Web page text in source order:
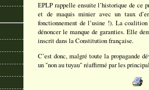
EPLP rappelle ensuite l’historique de ce
et de maquis minier avec un taux
fonctionnement de l’usine !). La
dénoncer le manque de garanties. Elle
inscrit dans la Constitution française.
C’est donc, malgré toute la propagande
un "non au tuyau" réaffirmé par les